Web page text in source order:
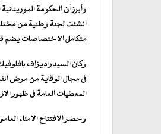
وأبرز أن الحكومة
انشئت لجنة وطنية من مختلف
متكامل الاختصاصات يضم
وكان السيد راديزاف
فى مجال الوقاية من مرض
المعطيات العامة فى ظهور
وحضر الافتتاح الامناء